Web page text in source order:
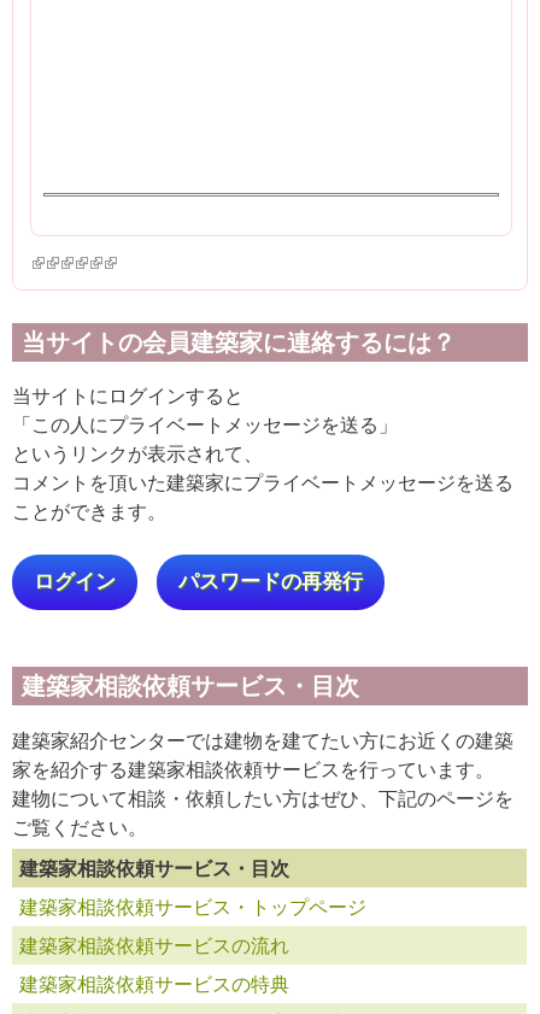
(link is external)
(link is external)
(link is external)
(link is external)
(link is external)
(link is external)
当サイトの会員建築家に連絡するには？
当サイトにログインすると
「この人にプライベートメッセージを送る」
というリンクが表示されて、
コメントを頂いた建築家にプライベートメッセージを送る
ことができます。
ログイン パスワードの再発行
建築家相談依頼サービス・目次
建築家紹介センターでは建物を建てたい方にお近くの建築
家を紹介する建築家相談依頼サービスを行っています。
建物について相談・依頼したい方はぜひ、下記のページを
ご覧ください。
建築家相談依頼サービス・目次
建築家相談依頼サービス・トップページ
建築家相談依頼サービスの流れ
建築家相談依頼サービスの特典